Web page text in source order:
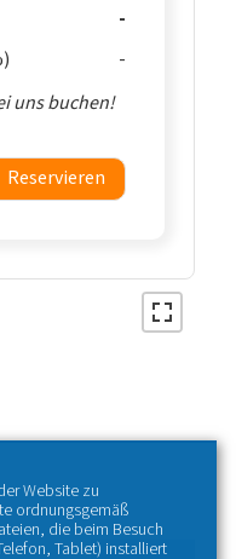
uns buchen!
Reservieren
Website zu
ordnungsgemäß
die beim Besuch
Tablet) installiert